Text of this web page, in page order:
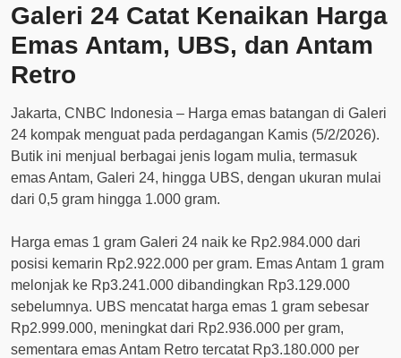
Galeri 24 Catat Kenaikan Harga
Emas Antam, UBS, dan Antam
Retro
Jakarta, CNBC Indonesia – Harga emas batangan di Galeri
24 kompak menguat pada perdagangan Kamis (5/2/2026).
Butik ini menjual berbagai jenis logam mulia, termasuk
emas Antam, Galeri 24, hingga UBS, dengan ukuran mulai
dari 0,5 gram hingga 1.000 gram.
Harga emas 1 gram Galeri 24 naik ke Rp2.984.000 dari
posisi kemarin Rp2.922.000 per gram. Emas Antam 1 gram
melonjak ke Rp3.241.000 dibandingkan Rp3.129.000
sebelumnya. UBS mencatat harga emas 1 gram sebesar
Rp2.999.000, meningkat dari Rp2.936.000 per gram,
sementara emas Antam Retro tercatat Rp3.180.000 per